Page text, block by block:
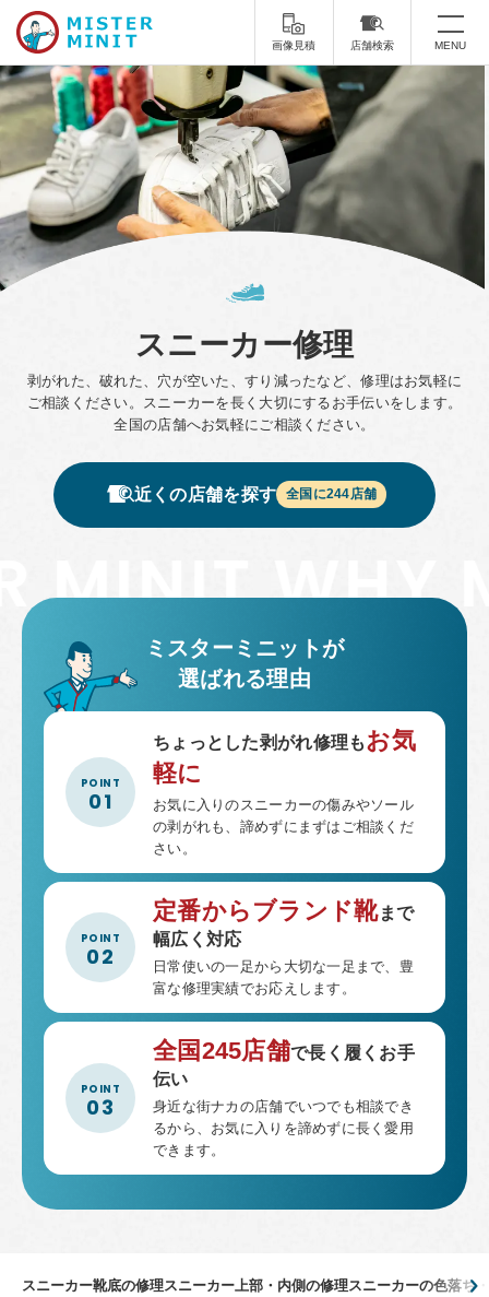
画像見積 店舗検索 MENU
トップ
ミスターミニットについて
修理サービス・料金
スーツケース修理
靴磨き
時計修理・電池交換
傘修理 合鍵の作製
包丁研ぎ 杖先の修理
オンライン修理見積もりサービス（配送修理）
よくあるご質問
お問い合わせ
採用情報
スニーカー修理
剥がれた、破れた、穴が空いた、すり減ったなど、修理はお気軽に
ご相談ください。スニーカーを長く大切にするお手伝いをします。
全国の店舗へお気軽にご相談ください。
近くの店舗を探す 全国に244店舗
ミスターミニットが
選ばれる理由
ちょっとした剥がれ修理もお気
軽に
お気に入りのスニーカーの傷みやソール
の剥がれも、諦めずにまずはご相談くだ
さい。
定番からブランド靴まで
幅広く対応
日常使いの一足から大切な一足まで、豊
富な修理実績でお応えします。
全国245店舗で長く履くお手
伝い
身近な街ナカの店舗でいつでも相談でき
るから、お気に入りを諦めずに長く愛用
できます。
スニーカー靴底の修理スニーカー上部・内側の修理スニーカーの色落ち